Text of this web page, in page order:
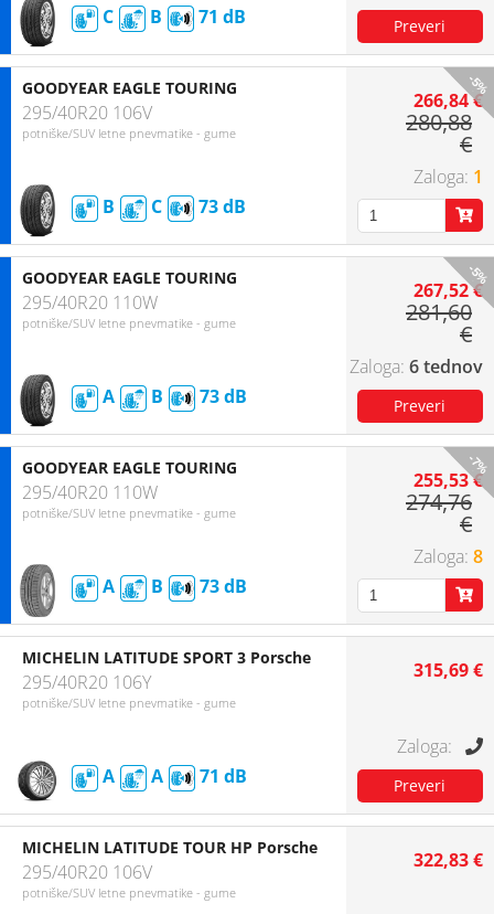
C B 71
-5%
GOODYEAR EAGLE TOURING
295/40R20 106V
potniške/SUV letne pnevmatike - gume
B C 73
266,84 €
280,88
€
1
-5%
GOODYEAR EAGLE TOURING
295/40R20 110W
potniške/SUV letne pnevmatike - gume
A B 73
267,52 €
281,60
€
6 tednov
-7%
GOODYEAR EAGLE TOURING
295/40R20 110W
potniške/SUV letne pnevmatike - gume
A B 73
255,53 €
274,76
€
8
MICHELIN LATITUDE SPORT 3 Porsche
295/40R20 106Y
potniške/SUV letne pnevmatike - gume
A A 71
315,69 €
MICHELIN LATITUDE TOUR HP Porsche
295/40R20 106V
potniške/SUV letne pnevmatike - gume
322,83 €